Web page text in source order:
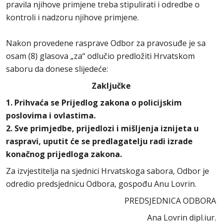
pravila njihove primjene treba stipulirati i odredbe o
kontroli i nadzoru njihove primjene.
Nakon provedene rasprave Odbor za pravosuđe je sa
osam (8) glasova „za“ odlučio predložiti Hrvatskom
saboru da donese slijedeće:
Zaključke
1. Prihvaća se Prijedlog zakona o policijskim
poslovima i ovlastima.
2. Sve primjedbe, prijedlozi i mišljenja iznijeta u
raspravi, uputit će se predlagatelju radi izrade
konačnog prijedloga zakona.
Za izvjestitelja na sjednici Hrvatskoga sabora, Odbor je
odredio predsjednicu Odbora, gospođu Anu Lovrin.
PREDSJEDNICA ODBORA
Ana Lovrin dipl.iur.